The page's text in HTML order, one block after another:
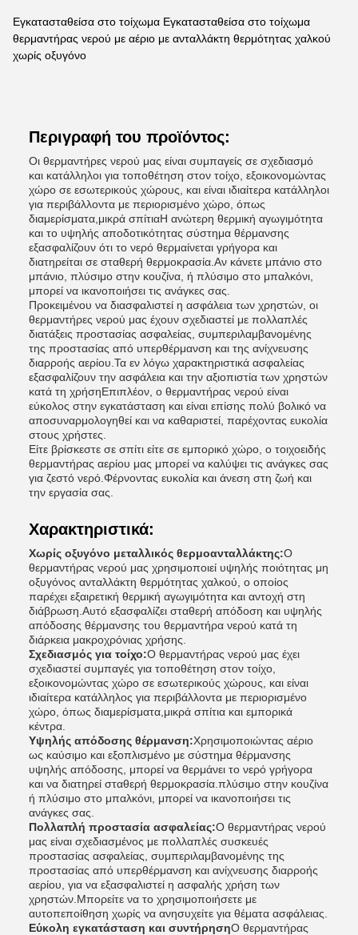
Εγκατασταθείσα στο τοίχωμα Εγκατασταθείσα στο τοίχωμα
θερμαντήρας νερού με αέριο με ανταλλάκτη θερμότητας χαλκού
χωρίς οξυγόνο
Περιγραφή του προϊόντος:
Οι θερμαντήρες νερού μας είναι συμπαγείς σε σχεδιασμό
και κατάλληλοι για τοποθέτηση στον τοίχο, εξοικονομώντας
χώρο σε εσωτερικούς χώρους, και είναι ιδιαίτερα κατάλληλοι
για περιβάλλοντα με περιορισμένο χώρο, όπως
διαμερίσματα,μικρά σπίτιαΗ ανώτερη θερμική αγωγιμότητα
και το υψηλής αποδοτικότητας σύστημα θέρμανσης
εξασφαλίζουν ότι το νερό θερμαίνεται γρήγορα και
διατηρείται σε σταθερή θερμοκρασία.Αν κάνετε μπάνιο στο
μπάνιο, πλύσιμο στην κουζίνα, ή πλύσιμο στο μπαλκόνι,
μπορεί να ικανοποιήσει τις ανάγκες σας.
Προκειμένου να διασφαλιστεί η ασφάλεια των χρηστών, οι
θερμαντήρες νερού μας έχουν σχεδιαστεί με πολλαπλές
διατάξεις προστασίας ασφαλείας, συμπεριλαμβανομένης
της προστασίας από υπερθέρμανση και της ανίχνευσης
διαρροής αερίου.Τα εν λόγω χαρακτηριστικά ασφαλείας
εξασφαλίζουν την ασφάλεια και την αξιοπιστία των χρηστών
κατά τη χρήσηΕπιπλέον, ο θερμαντήρας νερού είναι
εύκολος στην εγκατάσταση και είναι επίσης πολύ βολικό να
αποσυναρμολογηθεί και να καθαριστεί, παρέχοντας ευκολία
στους χρήστες.
Είτε βρίσκεστε σε σπίτι είτε σε εμπορικό χώρο, ο τοιχοειδής
θερμαντήρας αερίου μας μπορεί να καλύψει τις ανάγκες σας
για ζεστό νερό.Φέρνοντας ευκολία και άνεση στη ζωή και
την εργασία σας.
Χαρακτηριστικά:
Χωρίς οξυγόνο μεταλλικός θερμοανταλλάκτης:Ο
θερμαντήρας νερού μας χρησιμοποιεί υψηλής ποιότητας μη
οξυγόνος ανταλλάκτη θερμότητας χαλκού, ο οποίος
παρέχει εξαιρετική θερμική αγωγιμότητα και αντοχή στη
διάβρωση.Αυτό εξασφαλίζει σταθερή απόδοση και υψηλής
απόδοσης θέρμανσης του θερμαντήρα νερού κατά τη
διάρκεια μακροχρόνιας χρήσης.
Σχεδιασμός για τοίχο:Ο θερμαντήρας νερού μας έχει
σχεδιαστεί συμπαγές για τοποθέτηση στον τοίχο,
εξοικονομώντας χώρο σε εσωτερικούς χώρους, και είναι
ιδιαίτερα κατάλληλος για περιβάλλοντα με περιορισμένο
χώρο, όπως διαμερίσματα,μικρά σπίτια και εμπορικά
κέντρα.
Υψηλής απόδοσης θέρμανση:Χρησιμοποιώντας αέριο
ως καύσιμο και εξοπλισμένο με σύστημα θέρμανσης
υψηλής απόδοσης, μπορεί να θερμάνει το νερό γρήγορα
και να διατηρεί σταθερή θερμοκρασία.πλύσιμο στην κουζίνα
ή πλύσιμο στο μπαλκόνι, μπορεί να ικανοποιήσει τις
ανάγκες σας.
Πολλαπλή προστασία ασφαλείας:Ο θερμαντήρας νερού
μας είναι σχεδιασμένος με πολλαπλές συσκευές
προστασίας ασφαλείας, συμπεριλαμβανομένης της
προστασίας από υπερθέρμανση και ανίχνευσης διαρροής
αερίου, για να εξασφαλιστεί η ασφαλής χρήση των
χρηστών.Μπορείτε να το χρησιμοποιήσετε με
αυτοπεποίθηση χωρίς να ανησυχείτε για θέματα ασφάλειας.
Εύκολη εγκατάσταση και συντήρησηΟ θερμαντήρας